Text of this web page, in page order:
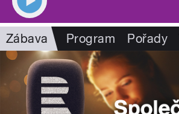
Zábava Program Pořady